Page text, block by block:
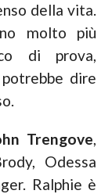
della vita.
molto più
di prova,
dire
Trengove,
Odessa
Ralphie è